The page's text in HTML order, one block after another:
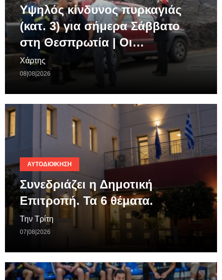
Υψηλός κίνδυνος πυρκαγιάς
(κατ. 3) για σήμερα Σάββατο
στη Θεσπρωτία | Οι…
Χάρτης
08|08|2026
ΑΥΤΟΔΙΟΊΚΗΣΗ
Συνεδριάζει η Δημοτική
Επιτροπή. Τα 6 θέματα.
Την Τρίτη
07|08|2026